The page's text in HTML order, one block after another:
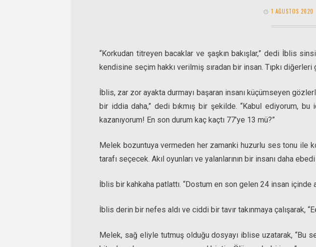
1 AĞUSTOS 2020
“Korkudan titreyen bacaklar ve şaşkın bakışlar,” dedi İblis
kendisine seçim hakkı verilmiş sıradan bir insan. Tıpkı diğerleri
İblis, zar zor ayakta durmayı başaran insanı küçümseyen
bir iddia daha,” dedi bıkmış bir şekilde. “Kabul ediyorum,
kazanıyorum! En son durum kaç kaçtı 77’ye 13 mü?”
Melek bozuntuya vermeden her zamanki huzurlu ses tonu ile
tarafı seçecek. Akıl oyunları ve yalanlarının bir insanı daha
İblis bir kahkaha patlattı. “Dostum en son gelen 24 insan
İblis derin bir nefes aldı ve ciddi bir tavır takınmaya çalışarak,
Melek, sağ eliyle tutmuş olduğu dosyayı iblise uzatarak, “Bu